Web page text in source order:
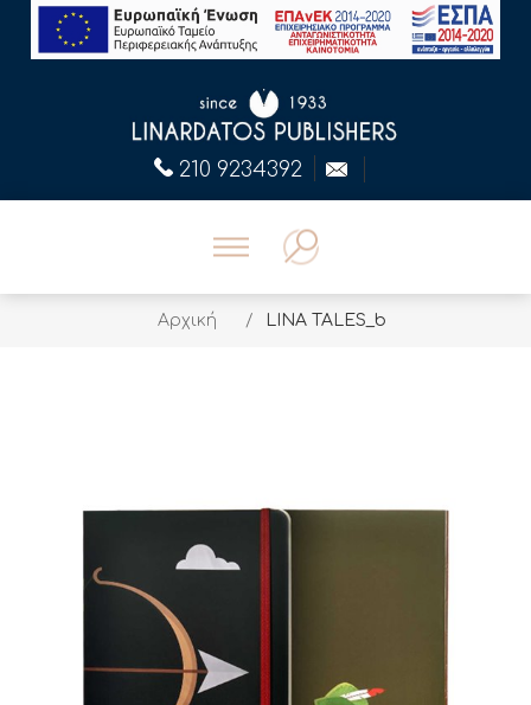
210 9234392
Αρχική / LINA TALES_b